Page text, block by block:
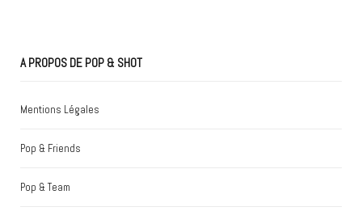
A PROPOS DE POP & SHOT
Mentions Légales
Pop & Friends
Pop & Team